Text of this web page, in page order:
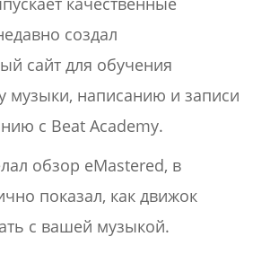
создал
сайт для обучения
музыки, написанию и записи
с Beat Academy.
обзор eMastered, в
показал, как движок
с вашей музыкой.